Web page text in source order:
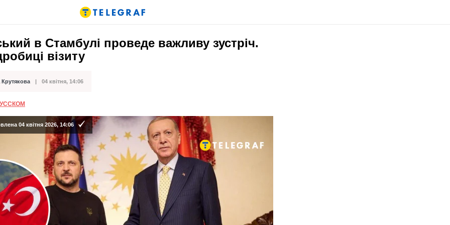
в Стамбулі проведе важливу зустріч.
візиту
Крутякова 04 квітня, 14:06
04 квітня 2026, 14:06